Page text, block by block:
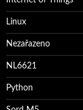
Linux
Nezařazeno
NL6621
Python